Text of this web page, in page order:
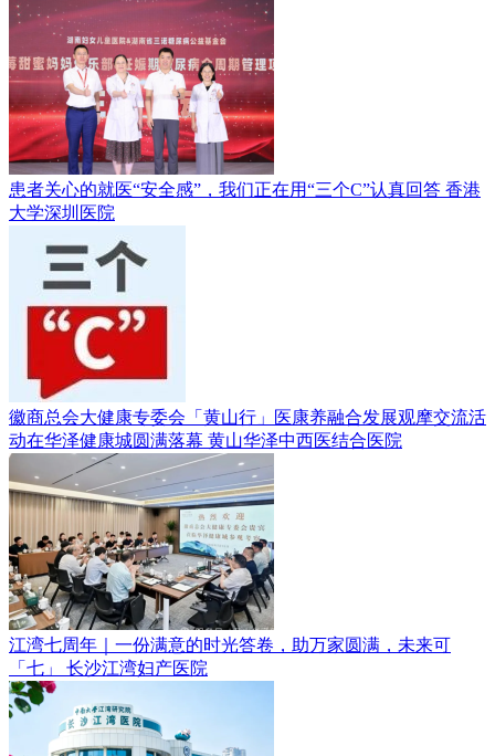
患者关心的就医“安全感”，我们正在用“三个C”认真回答 香港
大学深圳医院
徽商总会大健康专委会「黄山行」医康养融合发展观摩交流活
动在华泽健康城圆满落幕 黄山华泽中西医结合医院
江湾七周年｜一份满意的时光答卷，助万家圆满，未来可
「七」 长沙江湾妇产医院